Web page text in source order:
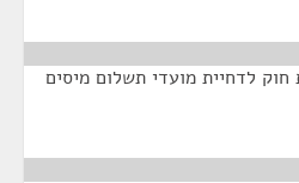
לדחיית מועדי תשלום מיסים